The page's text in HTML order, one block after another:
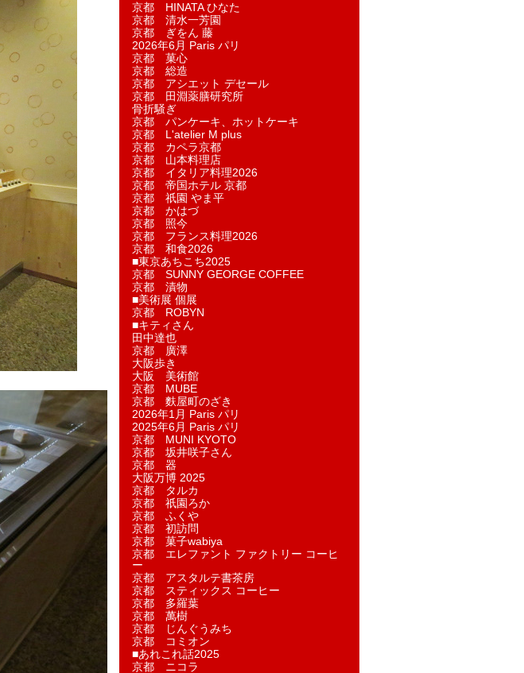
京都 HINATA ひなた
京都 清水一芳園
京都 ぎをん 藤
2026年6月 Paris パリ
京都 菓​心
京都 総造
京都 アシエット デセール
京都 田淵薬膳研究所
骨折騒ぎ
京都 パンケーキ、ホットケーキ
京都 L'atelier M plus
京都 カペラ京都
京都 山本料理店
京都 イタリア料理2026
京都 帝国ホテル 京都
京都 祇園 やま平
京都 かはづ
京都 照今
京都 フランス料理2026
京都 和食2026
■東京あちこち2025
京都 SUNNY GEORGE COFFEE
京都 漬物
■美術展 個展
京都 ROBYN
■キティさん
田中達也
京都 廣澤
大阪歩き
大阪 美術館
京都 MUBE
京都 麩屋町のざき
2026年1月 Paris パリ
2025年6月 Paris パリ
京都 MUNI KYOTO
京都 坂井咲子さん
京都 器
大阪万博 2025
京都 タルカ
京都 祇園ろか
京都 ふくや
京都 初訪問
京都 菓子wabiya
京都 エレファント ファクトリー コーヒ
ー
京都 アスタルテ書茶房
京都 スティックス コーヒー
京都 多羅葉
京都 萬樹
京都 じんぐうみち
京都 コミオン
■あれこれ話2025
京都 ニコラ